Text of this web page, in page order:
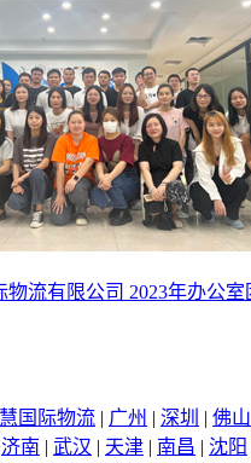
物流有限公司 2023年办公室
国际物流 | 广州 | 深圳 | 佛山
济南 | 武汉 | 天津 | 南昌 | 沈阳